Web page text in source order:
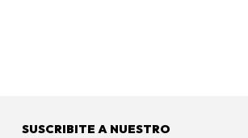
SUSCRIBITE A NUESTRO